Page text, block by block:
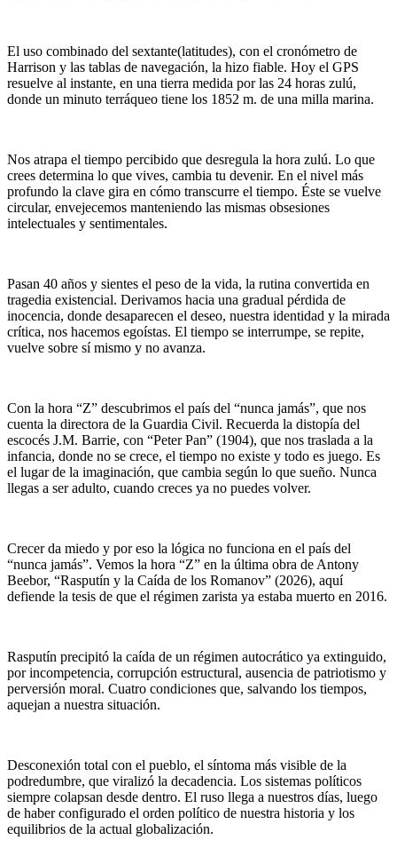
El uso combinado del sextante(latitudes), con el cronómetro de
Harrison y las tablas de navegación, la hizo fiable. Hoy el GPS
resuelve al instante, en una tierra medida por las 24 horas zulú,
donde un minuto terráqueo tiene los 1852 m. de una milla marina.
Nos atrapa el tiempo percibido que desregula la hora zulú. Lo que
crees determina lo que vives, cambia tu devenir. En el nivel más
profundo la clave gira en cómo transcurre el tiempo. Éste se vuelve
circular, envejecemos manteniendo las mismas obsesiones
intelectuales y sentimentales.
Pasan 40 años y sientes el peso de la vida, la rutina convertida en
tragedia existencial. Derivamos hacia una gradual pérdida de
inocencia, donde desaparecen el deseo, nuestra identidad y la mirada
crítica, nos hacemos egoístas. El tiempo se interrumpe, se repite,
vuelve sobre sí mismo y no avanza.
Con la hora “Z” descubrimos el país del “nunca jamás”, que nos
cuenta la directora de la Guardia Civil. Recuerda la distopía del
escocés J.M. Barrie, con “Peter Pan” (1904), que nos traslada a la
infancia, donde no se crece, el tiempo no existe y todo es juego. Es
el lugar de la imaginación, que cambia según lo que sueño. Nunca
llegas a ser adulto, cuando creces ya no puedes volver.
Crecer da miedo y por eso la lógica no funciona en el país del
“nunca jamás”. Vemos la hora “Z” en la última obra de Antony
Beebor, “Rasputín y la Caída de los Romanov” (2026), aquí
defiende la tesis de que el régimen zarista ya estaba muerto en 2016.
Rasputín precipitó la caída de un régimen autocrático ya extinguido,
por incompetencia, corrupción estructural, ausencia de patriotismo y
perversión moral. Cuatro condiciones que, salvando los tiempos,
aquejan a nuestra situación.
Desconexión total con el pueblo, el síntoma más visible de la
podredumbre, que viralizó la decadencia. Los sistemas políticos
siempre colapsan desde dentro. El ruso llega a nuestros días, luego
de haber configurado el orden político de nuestra historia y los
equilibrios de la actual globalización.